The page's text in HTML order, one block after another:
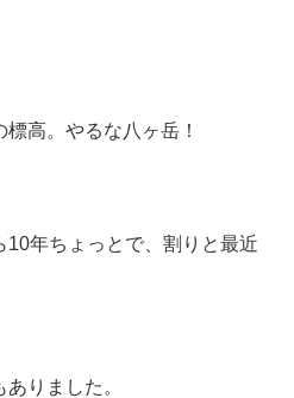
高。やるな八ヶ岳！
年ちょっとで、割りと最近
りました。